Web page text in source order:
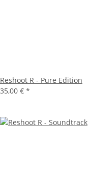
Reshoot R - Pure Edition
35,00 € *